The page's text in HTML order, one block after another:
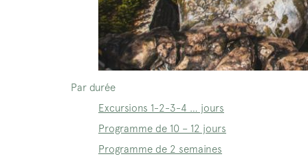
Par durée
Excursions 1-2-3-4 … jours
Programme de 10 – 12 jours
Programme de 2 semaines